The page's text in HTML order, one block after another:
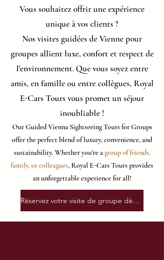
Vous souhaitez offrir une expérience
unique à vos clients ?
Nos visites guidées de Vienne pour
groupes allient luxe, confort et respect de
l'environnement. Que vous soyez entre
amis, en famille ou entre collègues, Royal
E-Cars Tours vous promet un séjour
inoubliable !
Our Guided Vienna Sightseeing Tours for Groups
offer the perfect blend of luxury, convenience, and
sustainability. Whether you're agroup of friends,
family, or colleagues, Royal E-Cars Tours provides
an unforgettable experience for all!
Réservez votre visite de groupe dès aujourd'hui !